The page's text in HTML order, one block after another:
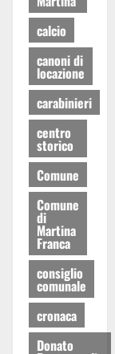
calcio
canoni di
locazione
carabinieri
centro
storico
Comune
Comune
di
Martina
Franca
consiglio
comunale
cronaca
Donato